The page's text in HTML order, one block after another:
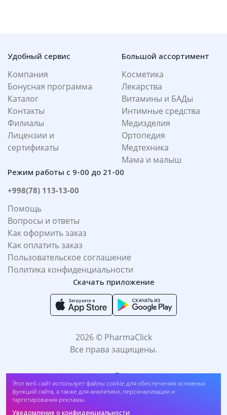
Этот веб-сайт использует файлы cookie для обеспечения основных
функций сайта, а также для аналитики, персонализации и
таргетирования рекламы.
Уведомление о конфиденциальности
Удобный сервис
Компания
Бонусная программа
Каталог
Контакты
Филиалы
Лицензии и
сертификаты
Большой ассортимент
Косметика
Лекарства
Витамины и БАДы
Интимные средства
Медизделия
Ортопедия
Медтехника
Мама и малыш
Режим работы с 9-00 до 21-00
+998(78) 113-13-00
Помощь
Вопросы и ответы
Как оформить заказ
Как оплатить заказ
Пользовательское соглашение
Политика конфиденциальности
Скачать приложение
2026 © PharmaClick
Все права защищены.